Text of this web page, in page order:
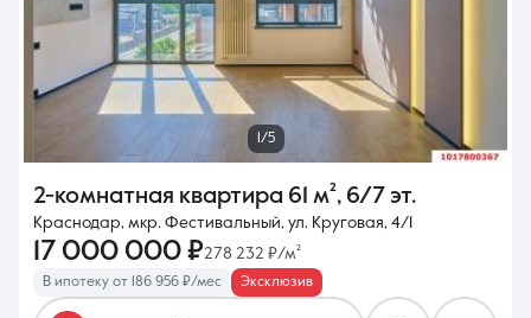
1/5
2-комнатная квартира 61 м², 6/7 эт.
Краснодар, мкр. Фестивальный, ул. Круговая, 4/1
17 000 000 ₽278 232 ₽/м²
В ипотеку от 186 956 ₽/мес Эксклюзив